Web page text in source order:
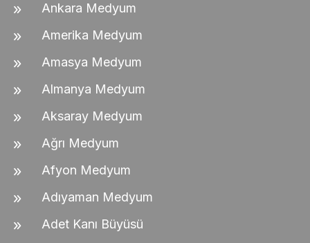
Ankara Medyum
Amerika Medyum
Amasya Medyum
Almanya Medyum
Aksaray Medyum
Ağrı Medyum
Afyon Medyum
Adıyaman Medyum
Adet Kanı Büyüsü